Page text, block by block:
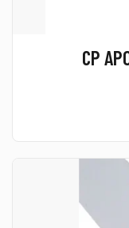
CP